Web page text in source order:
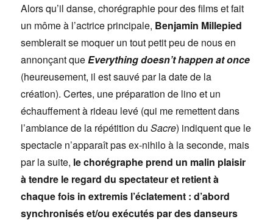
Alors qu’il danse, chorégraphie pour des films et fait
un môme à l’actrice principale, Benjamin Millepied
semblerait se moquer un tout petit peu de nous en
annonçant queEverything doesn’t happen at once
(heureusement, il est sauvé par la date de la
création). Certes, une préparation de lino et un
échauffement à rideau levé (qui me remettent dans
l’ambiance de la répétition duSacre) indiquent que le
spectacle n’apparaît pas ex-nihilo à la seconde, mais
par la suite, le chorégraphe prend un malin plaisir
à tendre le regard du spectateur et retient à
chaque fois in extremis l’éclatement : d’abord
synchronisés et/ou exécutés par des danseurs